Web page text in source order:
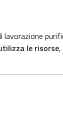
le risorse,